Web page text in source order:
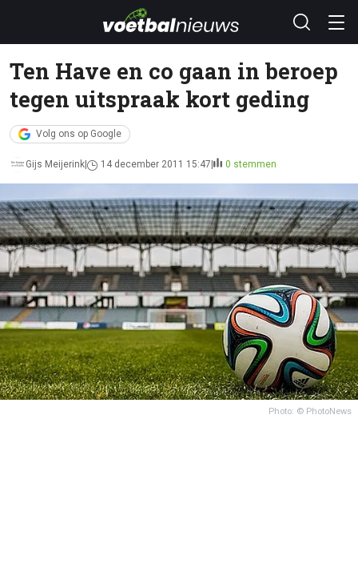
Ten Have en co gaan in beroep
tegen uitspraak kort geding
Volg ons op Google
Gijs Meijerink 14 december 2011 15:47 0 stemmen
Photo: © PhotoNews